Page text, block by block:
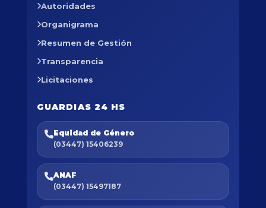
Autoridades
Organigrama
Resumen de Gestión
Transparencia
Licitaciones
GUARDIAS 24 HS
Equidad de Género
(03447) 15406239
ANAF
(03447) 15497187